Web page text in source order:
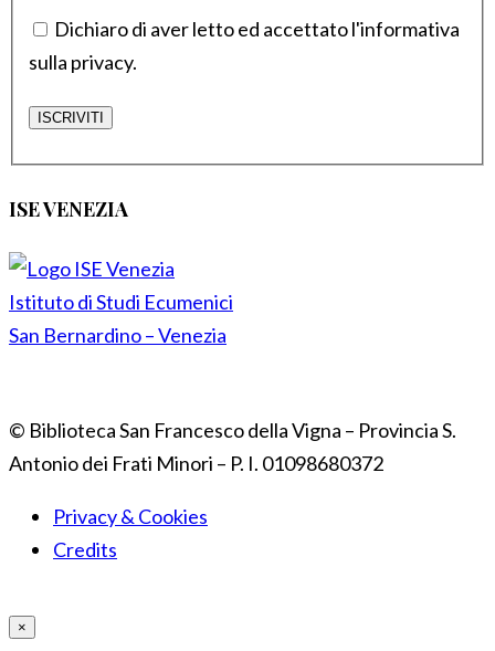
Dichiaro di aver letto ed accettato l'informativa
sulla privacy.
ISE VENEZIA
Istituto di Studi Ecumenici
San Bernardino – Venezia
© Biblioteca San Francesco della Vigna – Provincia S.
Antonio dei Frati Minori – P. I. 01098680372
Privacy & Cookies
Credits
×